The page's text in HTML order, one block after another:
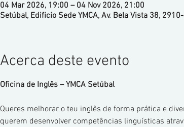
04 Mar 2026, 19:00 – 04 Nov 2026, 21:00
Setúbal, Edificio Sede YMCA, Av. Bela Vista 38,
Acerca deste evento
Oficina de Inglês – YMCA Setúbal
Queres melhorar o teu inglês de forma prática e
querem desenvolver competências linguísticas